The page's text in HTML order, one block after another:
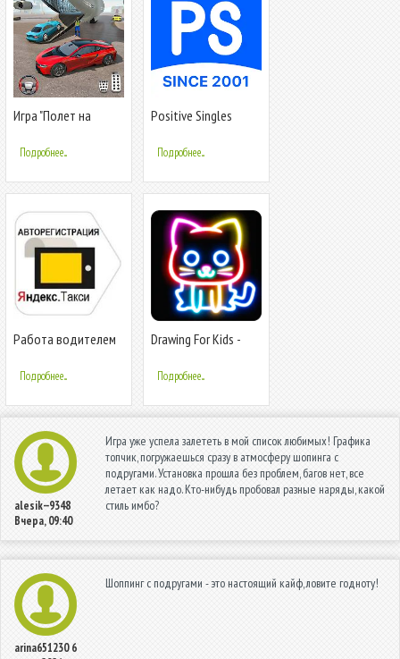
Игра "Полет на
Подробнее...
Positive Singles
Подробнее...
Работа водителем
Таксометре PRO и
Подробнее...
Drawing For Kids -
Подробнее...
alesik--9348
Вчера, 09:40
Игра уже успела залететь в мой список любимых! Графика
топчик, погружаешься сразу в атмосферу шопинга с
подругами. Установка прошла без проблем, багов нет, все
летает как надо. Кто-нибудь пробовал разные наряды, какой
стиль имбо?
arina651230 6
Шоппинг с подругами - это настоящий кайф, ловите годноту!